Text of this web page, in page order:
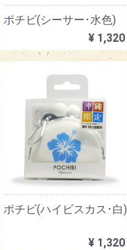
ポチビ(シーサー･水色)
¥ 1,320
ポチビ(ハイビスカス･白)
¥ 1,320